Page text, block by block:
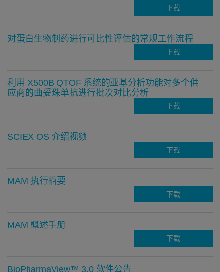
下载
对蛋白生物制药进行可比性评估的常规工作流程
下载
利用 X500B QTOF 系统的亚基分析功能对多个供
应商的曲妥珠单抗进行批次对比分析
下载
SCIEX OS 介绍视频
下载
MAM 执行摘要
下载
MAM 概述手册
下载
BioPharmaView™ 3.0 软件公告